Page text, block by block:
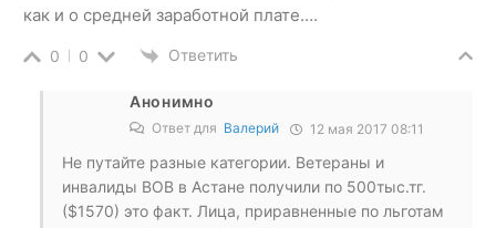
как и о средней заработной плате….
0 0 Ответить
Анонимно
Ответ для Валерий 12 мая 2017 08:11
Не путайте разные категории. Ветераны и
инвалиды ВОВ в Астане получили по 500тыс.тг.
($1570) это факт. Лица, приравненные по льготам